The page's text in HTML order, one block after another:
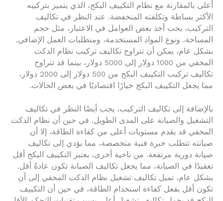
أعلى بالمقارنة مع نظام التكييف البكج، الذي يتميز بتركيبه
الأكثر بساطة وتكلفته المنخفضة. عند النظر في تكاليف
التركيب، يجب أخذ بعض العوامل في الاعتبار، مثل حجم
المساحة، ونوع المواد المستخدمة، ومتطلبات العمل الإضافي.
بشكل عام، يمكن أن تتراوح تكاليف تركيب نظام الدكت
المخفي من 1000 دولار إلى 5000 دولار، بينما قد تتراوح
تكاليف تركيب التكييف البكج من 500 دولار إلى 2000 دولار،
مما يجعل التكييف البكج خيارًا اقتصاديًا في بعض الحالات.
بالإضافة إلى تكاليف التركيب، يجب أيضًا النظر في تكاليف
التشغيل والصيانة على المدى الطويل. في حين أن نظام الدكت
المخفي قد يقدم مستويات أعلى من كفاءة الطاقة، إلا أن
صيانته تتطلب خبرة فنية متخصصة، مما يؤدي إلى تكاليف
صيانة دورية مرتفعة. من ناحية أخرى، يعتبر التكييف البكج أقل
تعقيدًا في الصيانة، مما يجعل تكاليف الصيانة تكون عادةً أقل.
بشكل عام، تميل تكاليف تشغيل نظام الدكت المخفي إلى أن
تكون أقل بفعل كفاءة استخدام الطاقة، في حين أن التكييف